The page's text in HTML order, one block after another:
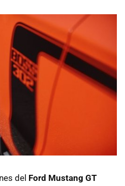
del Ford Mustang GT